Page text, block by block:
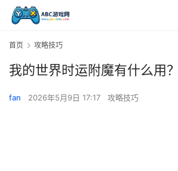
首页 攻略技巧
我的世界时运附魔有什么用？
fan 2026年5月9日 17:17 攻略技巧